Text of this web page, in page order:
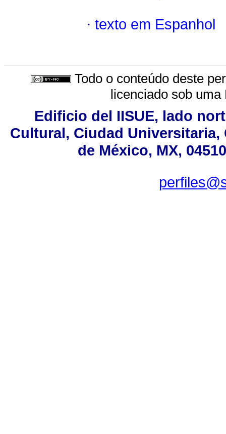
· texto em Espanhol
Todo o conteúdo deste
licenciado sob uma
Edificio del IISUE, lado
Cultural, Ciudad
de México, MX,